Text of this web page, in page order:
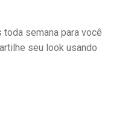
toda semana para você
seu look usando